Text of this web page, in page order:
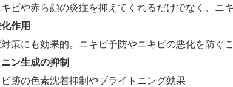
ビや赤ら顔の炎症を抑えてくれるだけでなく、ニ
作用
策にも効果的。ニキビ予防やニキビの悪化を防ぐ
ニン生成の抑制
跡の色素沈着抑制やブライトニング効果